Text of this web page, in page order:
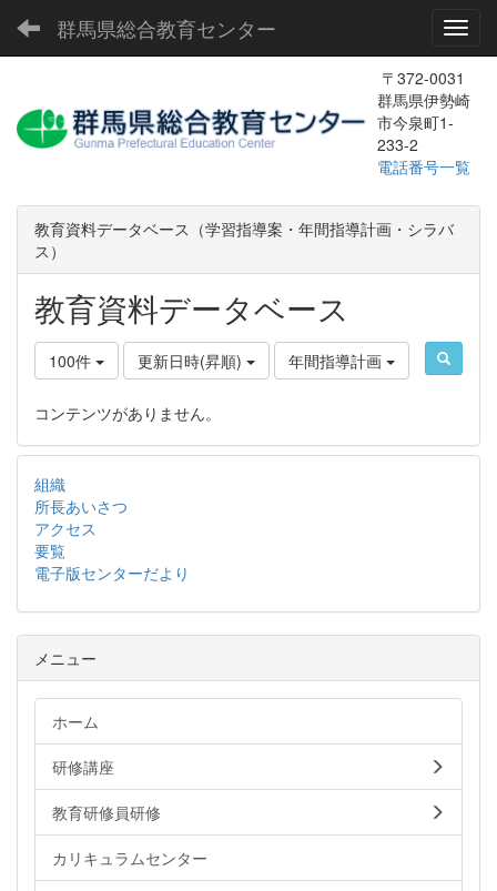
群馬県総合教育センター
〒372-0031
群馬県伊勢崎
市今泉町1-
233-2
電話番号一覧
教育資料データベース（学習指導案・年間指導計画・シラバ
ス）
教育資料データベース
100件 更新日時(昇順) 年間指導計画
コンテンツがありません。
組織
所長あいさつ
アクセス
要覧
電子版センターだより
メニュー
ホーム
研修講座
教育研修員研修
カリキュラムセンター